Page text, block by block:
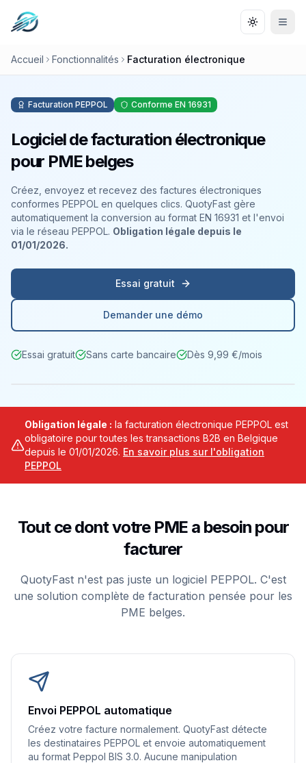
Changer
Accueil Fonctionnalités Facturation électronique
Facturation PEPPOL Conforme EN 16931
Logiciel de facturation électronique
pour PME belges
Créez, envoyez et recevez des factures électroniques
conformes PEPPOL en quelques clics. QuotyFast gère
automatiquement la conversion au format EN 16931 et l'envoi
via le réseau PEPPOL. Obligation légale depuis le
01/01/2026.
Essai gratuit
Demander une démo
Essai gratuit Sans carte bancaire Dès 9,99 €/mois
Facture #2026-0042 PEPPOL
Client Dupont Construction SRL
Montant HT 2 450,00 €
TVA 21% 514,50 €
Format Peppol BIS 3.0 - EN 16931
Envoyée via PEPPOL le 18/02/2026
Obligation légale : la facturation électronique PEPPOL est
obligatoire pour toutes les transactions B2B en Belgique
depuis le 01/01/2026. En savoir plus sur l'obligation
PEPPOL
Tout ce dont votre PME a besoin pour
facturer
QuotyFast n'est pas juste un logiciel PEPPOL. C'est
une solution complète de facturation pensée pour les
PME belges.
Envoi PEPPOL automatique
Créez votre facture normalement. QuotyFast détecte
les destinataires PEPPOL et envoie automatiquement
au format Peppol BIS 3.0. Aucune manipulation